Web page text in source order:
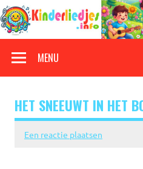
Doorgaan
naar
inhoud
MENU
HET SNEEUWT IN HET
Een reactie plaatsen